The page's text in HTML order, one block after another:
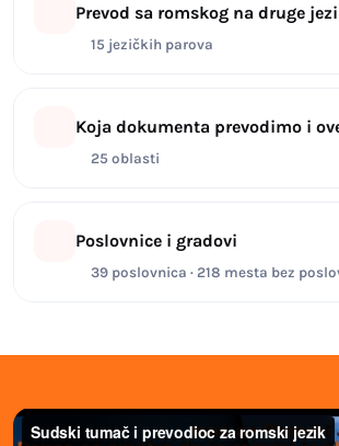
Prevod sa romskog na druge
15 jezičkih parova
Koja dokumenta prevodimo i
25 oblasti
Poslovnice i gradovi
39 poslovnica · 218 mesta bez